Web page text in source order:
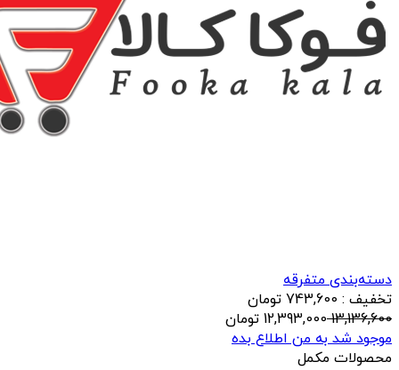
دسته‌بندی متفرقه
تخفیف : 743,600 تومان
13,136,600
12,393,000 تومان
موجود شد به من اطلاع بده
محصولات مکمل